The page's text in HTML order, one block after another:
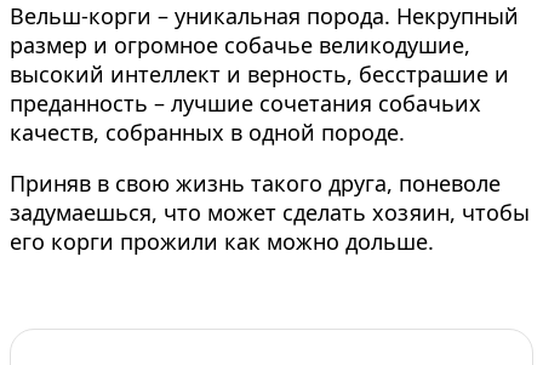
Вельш-корги – уникальная порода. Некрупный
размер и огромное собачье великодушие,
высокий интеллект и верность, бесстрашие и
преданность – лучшие сочетания собачьих
качеств, собранных в одной породе.
Приняв в свою жизнь такого друга, поневоле
задумаешься, что может сделать хозяин, чтобы
его корги прожили как можно дольше.